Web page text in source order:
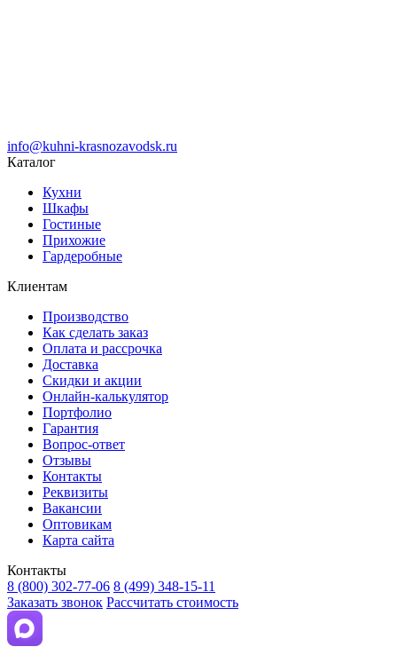
info@kuhni-krasnozavodsk.ru
Каталог
Кухни
Шкафы
Гостиные
Прихожие
Гардеробные
Клиентам
Производство
Как сделать заказ
Оплата и рассрочка
Доставка
Скидки и акции
Онлайн-калькулятор
Портфолио
Гарантия
Вопрос-ответ
Отзывы
Контакты
Реквизиты
Вакансии
Оптовикам
Карта сайта
Контакты
8 (800) 302-77-06 8 (499) 348-15-11
Заказать звонок Рассчитать стоимость